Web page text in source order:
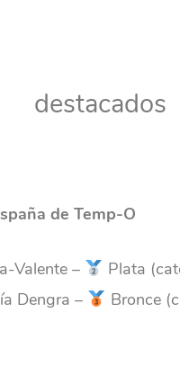
de Temp-O
Valente –
Plata
Dengra –
Bronce